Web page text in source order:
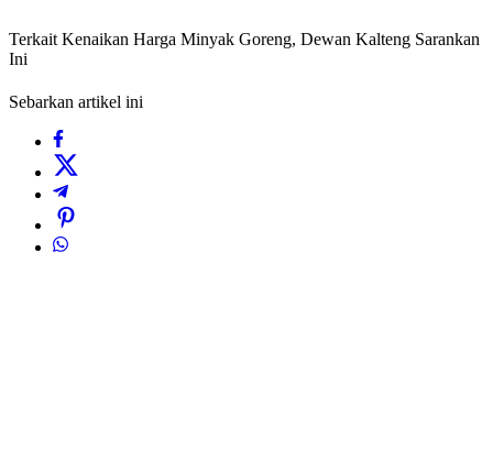
Terkait Kenaikan Harga Minyak Goreng, Dewan Kalteng Sarankan
Ini
Sebarkan artikel ini